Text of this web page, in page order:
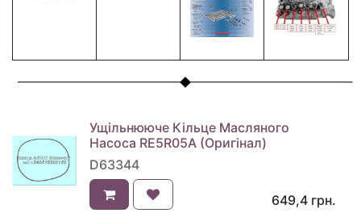
Ущільнююче Кільце Масляного
Насоса RE5R05A (Оригінал)
D63344
649,4 грн.